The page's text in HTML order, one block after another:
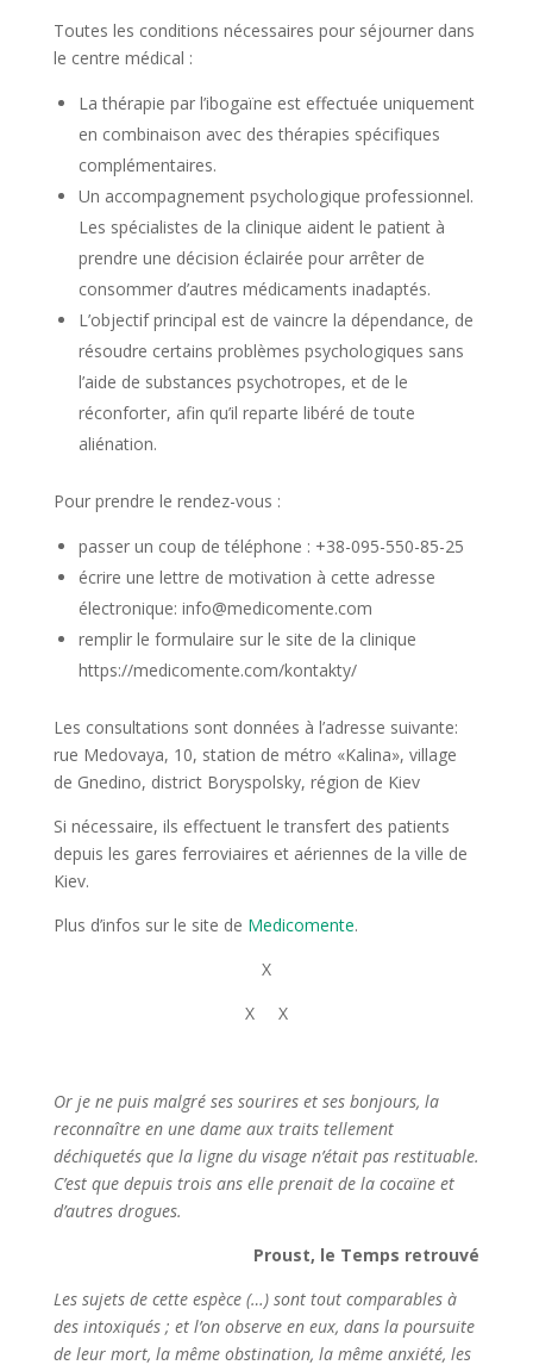
Toutes les conditions nécessaires pour séjourner dans
le centre médical :
La thérapie par l’ibogaïne est effectuée uniquement
en combinaison avec des thérapies spécifiques
complémentaires.
Un accompagnement psychologique professionnel.
Les spécialistes de la clinique aident le patient à
prendre une décision éclairée pour arrêter de
consommer d’autres médicaments inadaptés.
L’objectif principal est de vaincre la dépendance, de
résoudre certains problèmes psychologiques sans
l’aide de substances psychotropes, et de le
réconforter, afin qu’il reparte libéré de toute
aliénation.
Pour prendre le rendez-vous :
passer un coup de téléphone : +38-095-550-85-25
écrire une lettre de motivation à cette adresse
électronique: info@medicomente.com
remplir le formulaire sur le site de la clinique
https://medicomente.com/kontakty/
Les consultations sont données à l’adresse suivante:
rue Medovaya, 10, station de métro «Kalina», village
de Gnedino, district Boryspolsky, région de Kiev
Si nécessaire, ils effectuent le transfert des patients
depuis les gares ferroviaires et aériennes de la ville de
Kiev.
Plus d’infos sur le site de Medicomente.
X
X X
Or je ne puis malgré ses sourires et ses bonjours, la
reconnaître en une dame aux traits tellement
déchiquetés que la ligne du visage n’était pas restituable.
C’est que depuis trois ans elle prenait de la cocaïne et
d’autres drogues.
Proust, le Temps retrouvé
Les sujets de cette espèce (…) sont tout comparables à
des intoxiqués ; et l’on observe en eux, dans la poursuite
de leur mort, la même obstination, la même anxiété, les